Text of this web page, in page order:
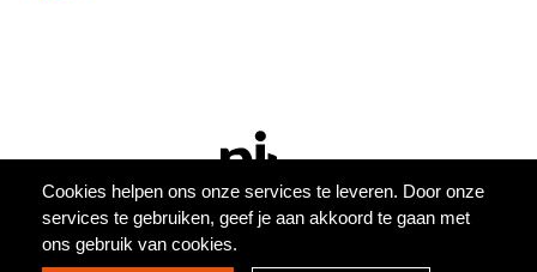
PRIVACY & COOKIES WEBSITE BYCREATIEF.BE
© 2026 PIV HUVLUV